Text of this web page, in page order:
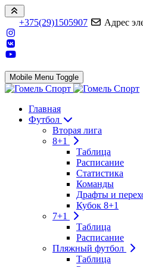
+375(29)1505907 Адрес
Mobile Menu Toggle
Главная
Футбол
Вторая лига
8+1
Таблица
Расписание
Статистика
Команды
Драфты и
Кубок 8+1
7+1
Таблица
Расписание
Пляжный футбол
Таблица